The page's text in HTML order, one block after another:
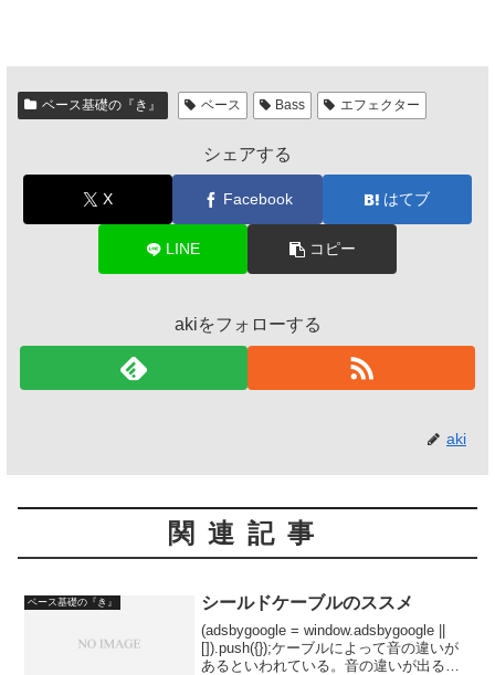
ベース基礎の『き』 ベース Bass エフェクター
シェアする
X Facebook はてブ
LINE コピー
akiをフォローする
aki
関連記事
ベース基礎の『き』 シールドケーブルのススメ
(adsbygoogle = window.adsbygoogle ||
[]).push({});ケーブルによって音の違いが
あるといわれている。音の違いが出る要